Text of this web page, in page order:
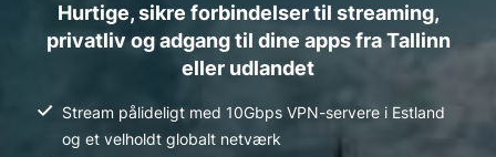
Hurtige, sikre forbindelser til streaming,
privatliv og adgang til dine apps fra Tallinn
eller udlandet
Stream pålideligt med 10Gbps VPN-servere i Estland
og et velholdt globalt netværk